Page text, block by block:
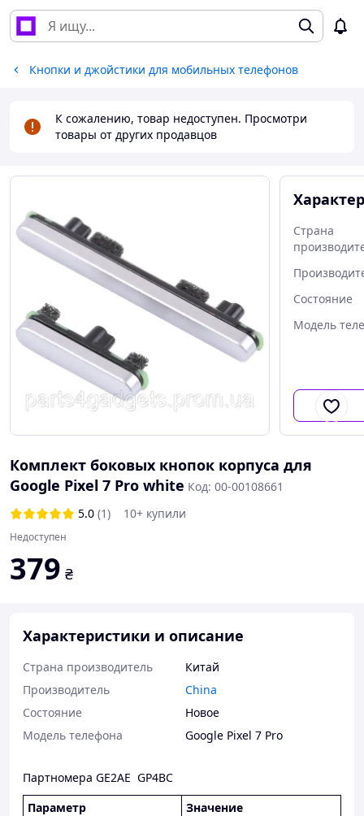
Кнопки и джойстики для мобильных телефонов
К сожалению, товар недоступен. Просмотри
товары от других продавцов
Страна
Состояние
Модель
Комплект боковых кнопок корпуса для
Google Pixel 7 Pro white Код: 00-00108661
5.0 (1) 10+ купили
Недоступен
379 ₴
Характеристики и описание
Страна производитель
Китай
Производитель
China
Состояние
Новое
Модель телефона
Google Pixel 7 Pro
Партномера GE2AE GP4BC
Параметр
Значение